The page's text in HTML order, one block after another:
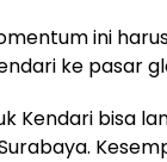
ini
ke pasar
Kendari bisa